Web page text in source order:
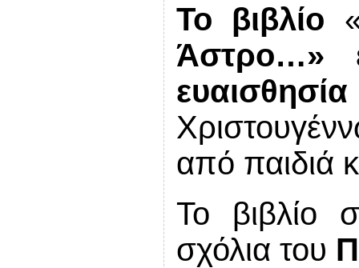
Το βιβλίο
Άστρο…»
ευαισθησία
από παιδιά
Το βιβλίο
σχόλια του